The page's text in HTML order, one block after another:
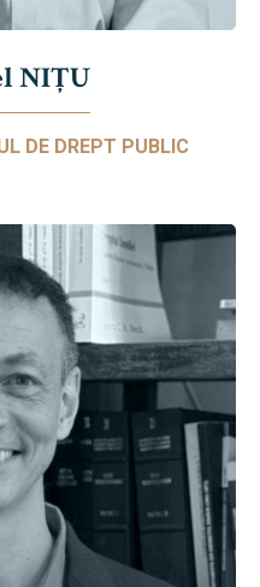
NIŢU
DE DREPT PUBLIC